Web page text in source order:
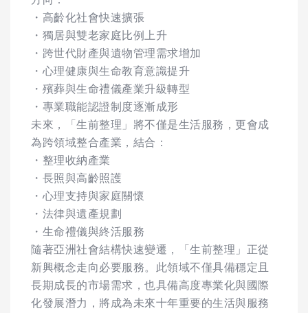
・高齡化社會快速擴張
・獨居與雙老家庭比例上升
・跨世代財產與遺物管理需求增加
・心理健康與生命教育意識提升
・殯葬與生命禮儀產業升級轉型
・專業職能認證制度逐漸成形
未來，「生前整理」將不僅是生活服務，更會成
為跨領域整合產業，結合：
・整理收納產業
・長照與高齡照護
・心理支持與家庭關懷
・法律與遺產規劃
・生命禮儀與終活服務
隨著亞洲社會結構快速變遷，「生前整理」正從
新興概念走向必要服務。此領域不僅具備穩定且
長期成長的市場需求，也具備高度專業化與國際
化發展潛力，將成為未來十年重要的生活與服務